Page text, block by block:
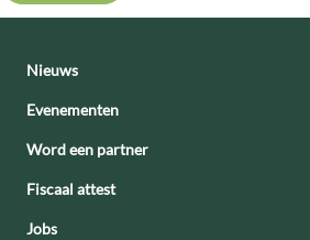
Nieuws
Evenementen
Word een partner
Fiscaal attest
Jobs